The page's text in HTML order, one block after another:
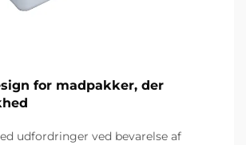
for madpakker, der
udfordringer ved bevarelse af